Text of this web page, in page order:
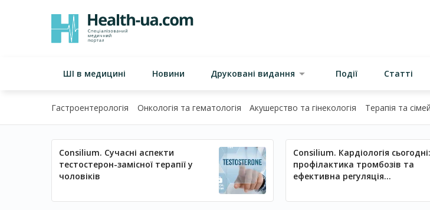
ШІ в медицині Новини Друковані видання Події Статті
Гастроентерологія Онкологія та гематологія Акушерство та гінекологія Терапія та
Consilium. Сучасні аспекти
тестостерон-замісної терапії у
чоловіків
Consilium. Кардіологія сьогодні:
профілактика тромбозів та
ефективна регуляція